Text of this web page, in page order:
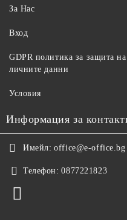
За Нас
Вход
GDPR политика за защита на
личните данни
Условия
Информация за
Имейл: office@e-office.bg
Телефон: 0877221823